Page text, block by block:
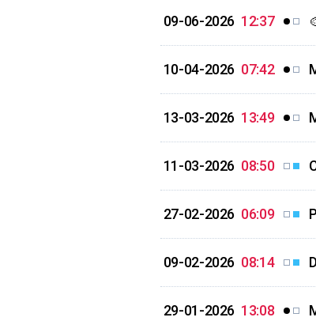
09-06-2026 12:37
10-04-2026 07:42
13-03-2026 13:49
11-03-2026 08:50
27-02-2026 06:09
09-02-2026 08:14
29-01-2026 13:08